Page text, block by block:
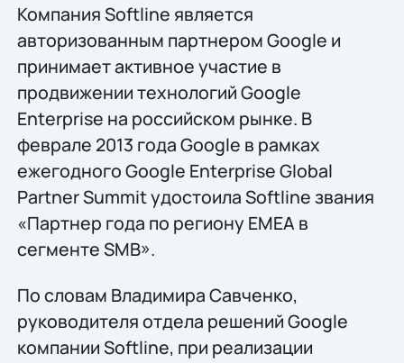
Компания Softline является
авторизованным партнером Google и
принимает активное участие в
продвижении технологий Google
Enterprise на российском рынке. В
феврале 2013 года Google в рамках
ежегодного Google Enterprise Global
Partner Summit удостоила Softline звания
«Партнер года по региону EMEA в
сегменте SMB».
По словам Владимира Савченко,
руководителя отдела решений Google
компании Softline, при реализации